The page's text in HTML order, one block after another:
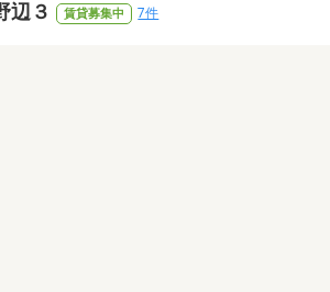
辺３ 賃貸募集中 7件